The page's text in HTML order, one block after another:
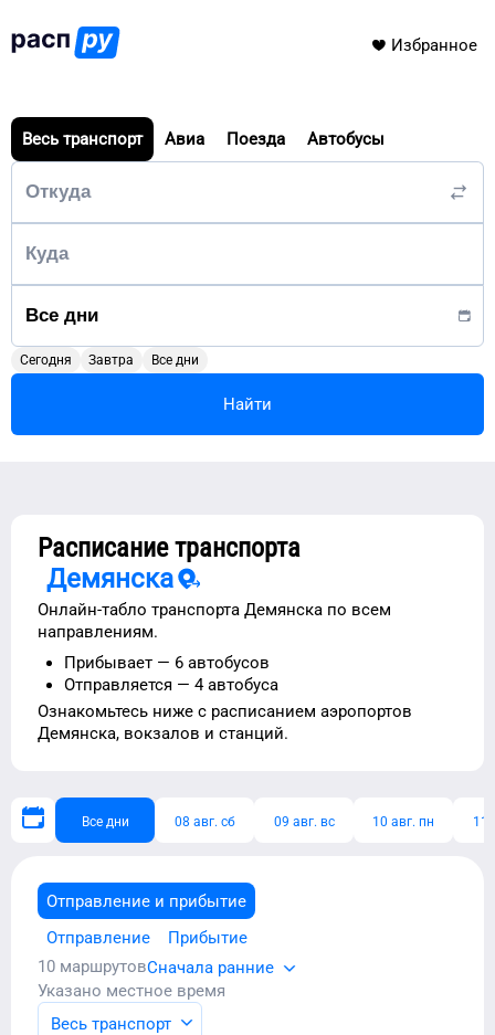
Избранное
Весь транспорт Авиа Поезда Автобусы
Сегодня Завтра Все дни
Найти
Расписание транспорта
Демянска
Онлайн-табло транспорта Демянска по всем
направлениям.
Прибывает — 6 автобусов
Отправляется — 4 автобуса
Ознакомьтесь ниже с расписанием аэропортов
Демянска, вокзалов и станций.
Все дни 08 авг. сб 09 авг. вс 10 авг. пн 11
Отправление и прибытие
Отправление
Прибытие
10 маршрутовСначала ранние
Указано местное время
Весь транспорт